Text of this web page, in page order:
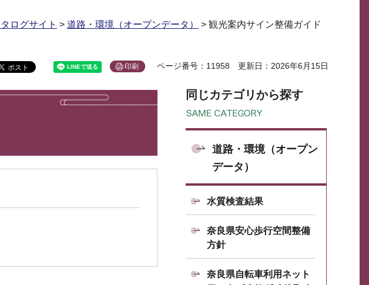
ログサイト > 道路・環境（オープンデータ）
> 観光案内サイン整備ガイド
印刷 ページ番号：11958 更新日：2026年6月15日
同じカテゴリから探す
道路・環境（オープン
データ）
水質検査結果
奈良県安心歩行空間整備
方針
奈良県自転車利用ネット